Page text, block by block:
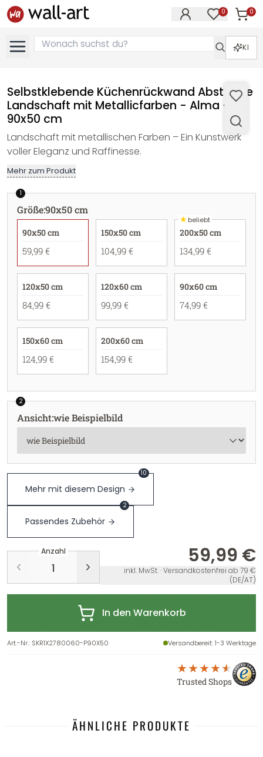
0 0
KI
Selbstklebende Küchenrückwand Abstrakte
Landschaft mit Metallicfarben - Alma -
90x50 cm
Landschaft mit metallischen Farben – Ein Kunstwerk
voller Eleganz und Raffinesse.
Mehr zum Produkt
1
Größe:90x50 cm
90x50 cm
59,99 €
150x50 cm
104,99 €
★beliebt
200x50 cm
134,99 €
120x50 cm
84,99 €
120x60 cm
99,99 €
90x60 cm
74,99 €
150x60 cm
124,99 €
200x60 cm
154,99 €
2
Ansicht:wie Beispielbild
Mehr mit diesem Design
10
Passendes Zubehör
2
Anzahl 59,99 €
inkl. MwSt. · Versandkostenfrei ab 79 €
(DE/AT)
In den Warenkorb
Art.-Nr.: SKR1X2780060-P90X50 Versandbereit: 1-3 Werktage
Trusted Shops
ÄHNLICHE PRODUKTE